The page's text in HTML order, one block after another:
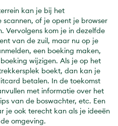
kan je bij het
scannen, of je opent je browser
Vervolgens kom je in dezelfde
van de zuil, maar nu op je
een boeking maken,
wijzigen. Als je op het
boekt, dan kan je
betalen. In de toekomst
met informatie over het
van de boswachter, etc. Een
je ook terecht kan als je ideeën
omgeving.